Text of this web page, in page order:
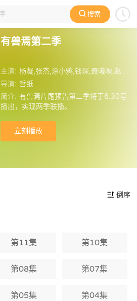
搜索
国产动漫 欧美动漫
有兽焉第二季
主演: 杨凝,张杰,涂小鸦,钱琛,聂曦映,赵熠彤
导演: 哲纸
简介: 有兽焉片尾预告第二季将于6.30号
播出，实现两季联播。
立刻播放
倒序
第11集 第10集
第08集 第07集
第05集 第04集